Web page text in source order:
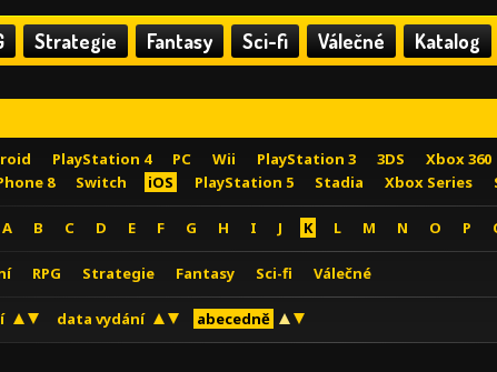
Strategie Fantasy Sci-fi Válečné Katalog
PlayStation 4 PC Wii PlayStation 3 3DS Xbox 360
8
Switch iOS PlayStation 5 Stadia Xbox Series
A B C D E F G H I J K L M N O P
RPG Strategie Fantasy Sci-fi Válečné
data vydání abecedně